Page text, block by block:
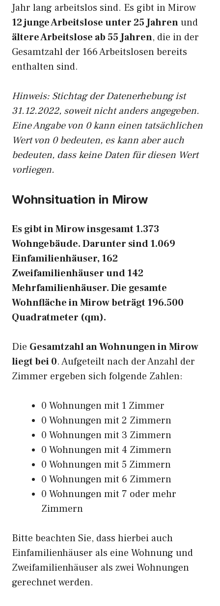
Jahr lang arbeitslos sind. Es gibt in Mirow
12 junge Arbeitslose unter 25 Jahrenund
ältere Arbeitslose ab 55 Jahren, die in der
Gesamtzahl der 166 Arbeitslosen bereits
enthalten sind.
Hinweis: Stichtag der Datenerhebung ist
31.12.2022, soweit nicht anders angegeben.
Eine Angabe von 0 kann einen tatsächlichen
Wert von 0 bedeuten, es kann aber auch
bedeuten, dass keine Daten für diesen Wert
vorliegen.
Wohnsituation in Mirow
Es gibt in Mirow insgesamt 1.373
Wohngebäude. Darunter sind 1.069
Einfamilienhäuser, 162
Zweifamilienhäuser und 142
Mehrfamilienhäuser. Die gesamte
Wohnfläche in Mirow beträgt 196.500
Quadratmeter (qm).
Die Gesamtzahl an Wohnungen in Mirow
liegt bei 0. Aufgeteilt nach der Anzahl der
Zimmer ergeben sich folgende Zahlen:
0 Wohnungen mit 1 Zimmer
0 Wohnungen mit 2 Zimmern
0 Wohnungen mit 3 Zimmern
0 Wohnungen mit 4 Zimmern
0 Wohnungen mit 5 Zimmern
0 Wohnungen mit 6 Zimmern
0 Wohnungen mit 7 oder mehr
Zimmern
Bitte beachten Sie, dass hierbei auch
Einfamilienhäuser als eine Wohnung und
Zweifamilienhäuser als zwei Wohnungen
gerechnet werden.